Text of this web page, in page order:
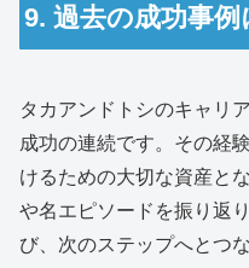
9. 過去の成功事
タカアンドトシのキャリ
成功の連続です。その経
けるための大切な資産と
や名エピソードを振り返
び、次のステップへとつ